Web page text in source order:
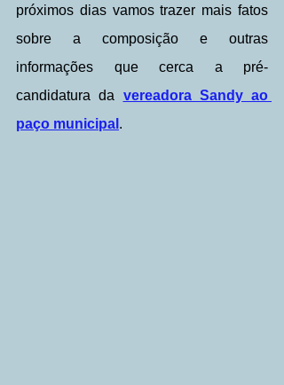
próximos dias vamos trazer mais fatos
sobre a composição e outras
informações que cerca a pré-
candidatura da vereadora Sandy ao
paço municipal .